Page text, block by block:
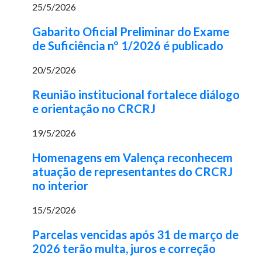
25/5/2026
Gabarito Oficial Preliminar do Exame
de Suficiência nº 1/2026 é publicado
20/5/2026
Reunião institucional fortalece diálogo
e orientação no CRCRJ
19/5/2026
Homenagens em Valença reconhecem
atuação de representantes do CRCRJ
no interior
15/5/2026
Parcelas vencidas após 31 de março de
2026 terão multa, juros e correção